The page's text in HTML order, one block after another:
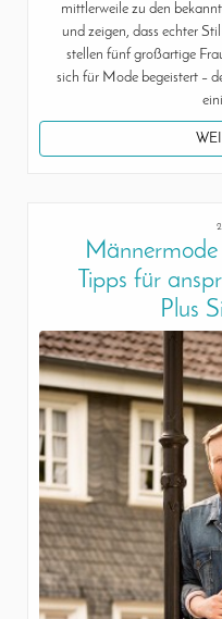
mittlerweile zu den
und zeigen, dass echter
stellen fünf großartige
sich für Mode begeistert –
Tipps für
Plus